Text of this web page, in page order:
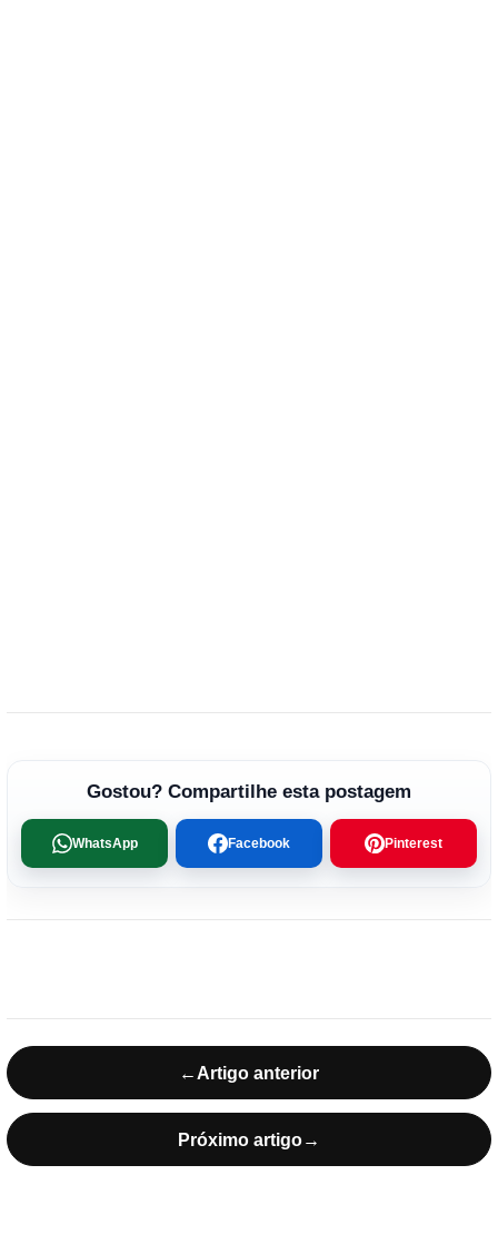
Gostou? Compartilhe esta postagem
WhatsApp Facebook Pinterest
← Artigo anterior
Próximo artigo→